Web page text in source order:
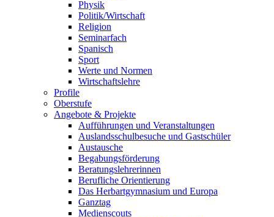
Physik
Politik/Wirtschaft
Religion
Seminarfach
Spanisch
Sport
Werte und Normen
Wirtschaftslehre
Profile
Oberstufe
Angebote & Projekte
Aufführungen und Veranstaltungen
Auslandsschulbesuche und Gastschüler
Austausche
Begabungsförderung
Beratungslehrerinnen
Berufliche Orientierung
Das Herbartgymnasium und Europa
Ganztag
Medienscouts